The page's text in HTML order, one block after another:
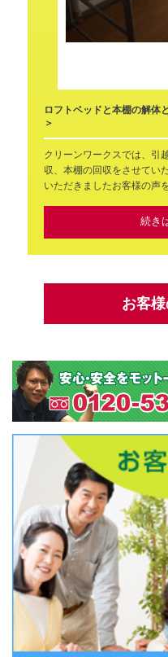
ロフトベッドと本棚の解体
＞
クリーンワークスでは、引
収、本棚の回収をさせてい
いただきましたお客様の
続き
お客